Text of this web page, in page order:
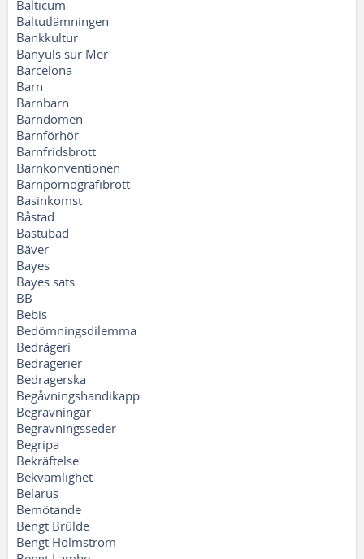
Balticum
Baltutlämningen
Bankkultur
Banyuls sur Mer
Barcelona
Barn
Barnbarn
Barndomen
Barnförhör
Barnfridsbrott
Barnkonventionen
Barnpornografibrott
Basinkomst
Båstad
Bastubad
Bäver
Bayes
Bayes sats
BB
Bebis
Bedömningsdilemma
Bedrägeri
Bedrägerier
Bedragerska
Begåvningshandikapp
Begravningar
Begravningsseder
Begripa
Bekräftelse
Bekvämlighet
Belarus
Bemötande
Bengt Brülde
Bengt Holmström